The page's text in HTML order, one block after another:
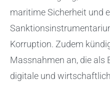
maritime Sicherheit und
Korruption. Zudem
Massnahmen an, die als
digitale und